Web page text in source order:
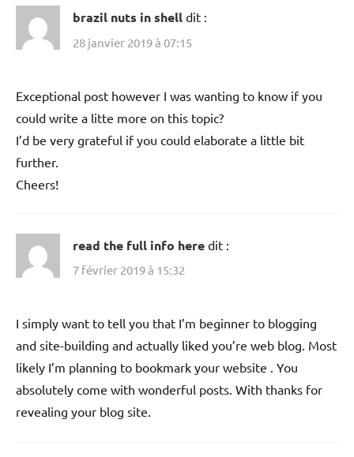
brazil nuts in shell dit :
28 janvier 2019 à 07:15
Exceptional post however I was wanting to know if you
could write a litte more on this topic?
I’d be very grateful if you could elaborate a little bit
further.
Cheers!
read the full info here dit :
7 février 2019 à 15:32
I simply want to tell you that I’m beginner to blogging
and site-building and actually liked you’re web blog. Most
likely I’m planning to bookmark your website . You
absolutely come with wonderful posts. With thanks for
revealing your blog site.